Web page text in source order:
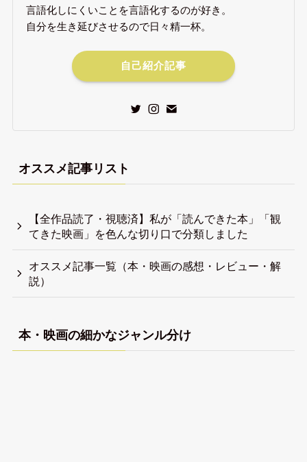
言語化しにくいことを言語化するのが好き。
自分を生き延びさせるので日々精一杯。
自己紹介記事
オススメ記事リスト
【全作品読了・視聴済】私が「読んできた本」「観
てきた映画」を色んな切り口で分類しました
オススメ記事一覧（本・映画の感想・レビュー・解
説）
本・映画の細かなジャンル分け